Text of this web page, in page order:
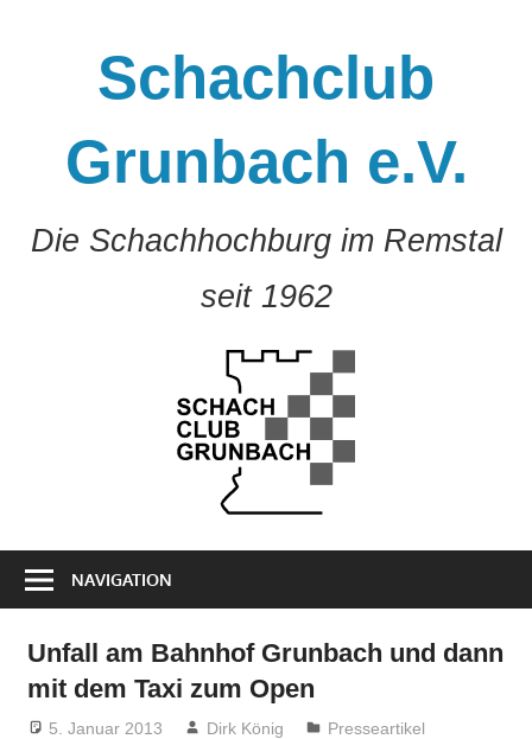
Schachclub
Grunbach e.V.
Die Schachhochburg im Remstal
seit 1962
NAVIGATION
Unfall am Bahnhof Grunbach und dann
mit dem Taxi zum Open
5. Januar 2013 Dirk König Presseartikel